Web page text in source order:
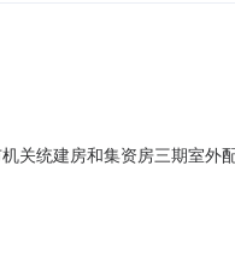
关统建房和集资房三期室外
年10月25日质量标准合